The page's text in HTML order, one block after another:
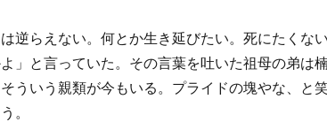
逆らえない。何とか生き延びたい。死にたくな
」と言っていた。その言葉を吐いた祖母の弟は
ういう親類が今もいる。プライドの塊やな、と
。